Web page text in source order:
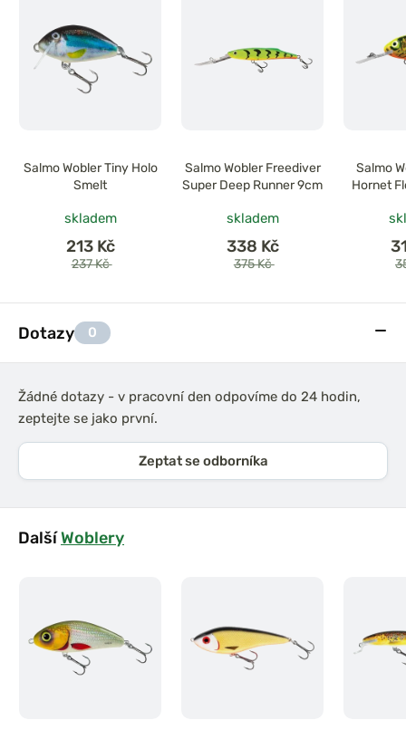
Salmo Wobler Tiny Holo
Smelt
skladem
213 Kč
237 Kč
Salmo Wobler Freediver
Super Deep Runner 9cm
skladem
338 Kč
375 Kč
Salmo
Hornet
Dotazy 0
Žádné dotazy - v pracovní den odpovíme do 24 hodin,
zeptejte se jako první.
Zeptat se odborníka
DalšíWoblery